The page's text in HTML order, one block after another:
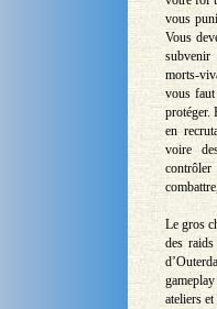
vous
Vous
subvenir
morts-
vous
protéger.
en
voire
Le gros
des
ateliers